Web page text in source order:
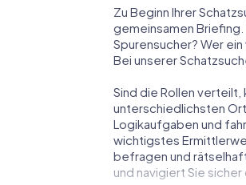
Zu Beginn Ihrer
gemeinsamen
Spurensucher? Wer
Bei unserer
Sind die Rollen verteilt,
unterschiedlichsten
Logikaufgaben und
wichtigstes
befragen und
und navigiert Sie